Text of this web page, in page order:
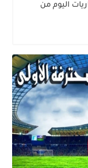
اليوم من